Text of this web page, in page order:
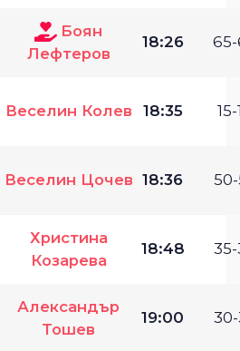
Боян
Лефтеров
18:26 65-
Веселин Колев 18:35 15-
Веселин Цочев 18:36 50-
Христина
Козарева
18:48 35-
Александър
Тошев
19:00 30-